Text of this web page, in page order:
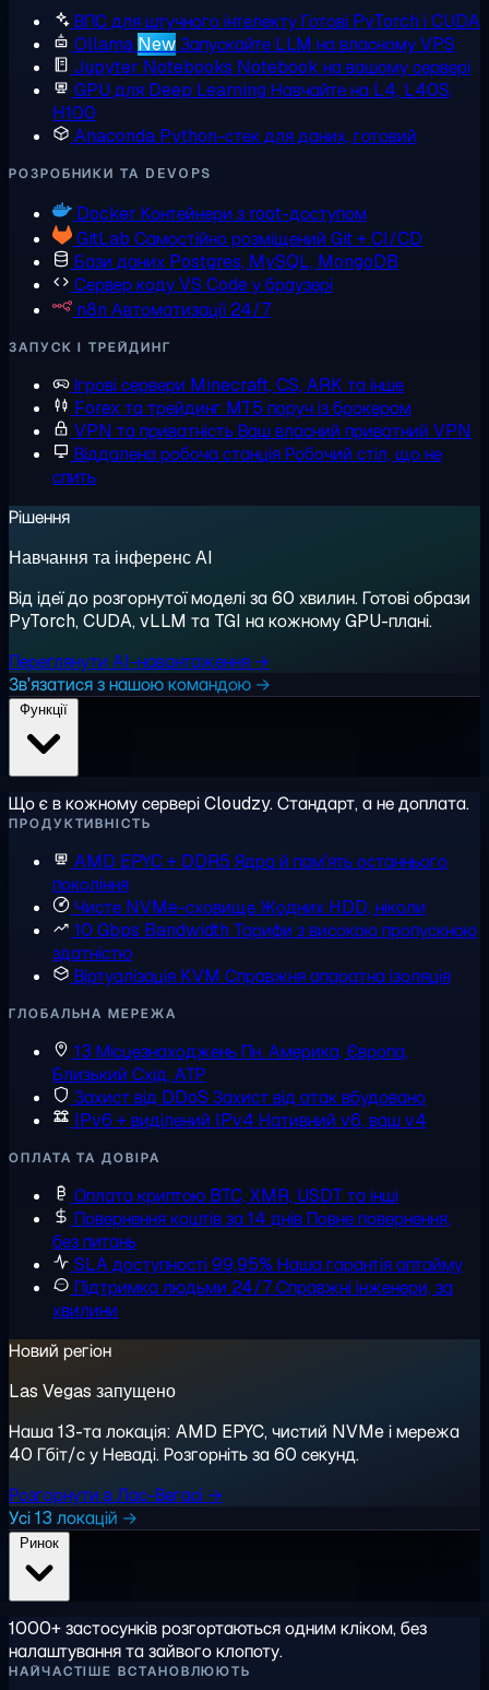
ВПС для штучного інтелектуГотові PyTorch і CUDA
Ollama NewЗапускайте LLM на власному VPS
Jupyter Notebooks Notebook на вашому сервері
GPU для Deep Learning Навчайте на L4, L40S,
H100
Anaconda Python-стек для даних, готовий
РОЗРОБНИКИ ТА DEVOPS
Docker Контейнери з root-доступом
GitLab Самостійно розміщений Git + CI/CD
Бази даних Postgres, MySQL, MongoDB
Сервер кодуVS Code у браузері
n8n Автоматизації 24/7
ЗАПУСК І ТРЕЙДИНГ
Ігрові сервери Minecraft, CS, ARK та інше
Forex та трейдинг MT5 поруч із брокером
VPN та приватністьВаш власний приватний VPN
Віддалена робоча станціяРобочий стіл, що не
спить
Рішення
Навчання та інференс AI
Від ідеї до розгорнутої моделі за 60 хвилин. Готові образи
PyTorch, CUDA, vLLM та TGI на кожному GPU-плані.
Переглянути AI-навантаження →
Зв'язатися з нашою командою →
Що є в кожному сервері Cloudzy. Стандарт, а не доплата.
ПРОДУКТИВНІСТЬ
AMD EPYC + DDR5 Ядра й пам'ять останнього
покоління
Чисте NVMe-сховищеЖодних HDD, ніколи
10 Gbps Bandwidth Тарифи з високою пропускною
здатністю
Віртуалізація KVM Справжня апаратна ізоляція
ГЛОБАЛЬНА МЕРЕЖА
13 Місцезнаходжень Пн. Америка, Європа,
Близький Схід, АТР
Захист від DDoS Захист від атак вбудовано
IPv6 + виділений IPv4 Нативний v6, ваш v4
ОПЛАТА ТА ДОВІРА
Оплата криптою BTC, XMR, USDT та інші
Повернення коштів за 14 днів Повне повернення,
без питань
SLA доступності 99,95% Наша гарантія аптайму
Підтримка людьми 24/7Справжні інженери, за
хвилини
Новий регіон
Las Vegas запущено
Наша 13-та локація: AMD EPYC, чистий NVMe і мережа
40 Гбіт/с у Неваді. Розгорніть за 60 секунд.
Розгорнути в Лас-Вегасі →
Усі 13 локацій →
1000+ застосунків розгортаються одним кліком, без
налаштування та зайвого клопоту.
НАЙЧАСТІШЕ ВСТАНОВЛЮЮТЬ